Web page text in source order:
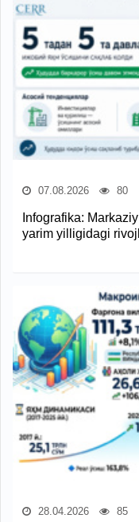
07.08.2026 80
Infografika:
yarim yilligidagi
28.04.2026 85